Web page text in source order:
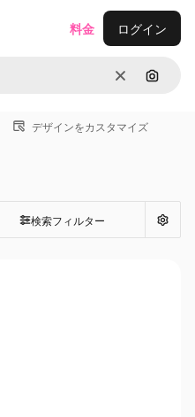
消去 画像で
料金 ログイン
デザインをカスタマイズ
検索フィルター